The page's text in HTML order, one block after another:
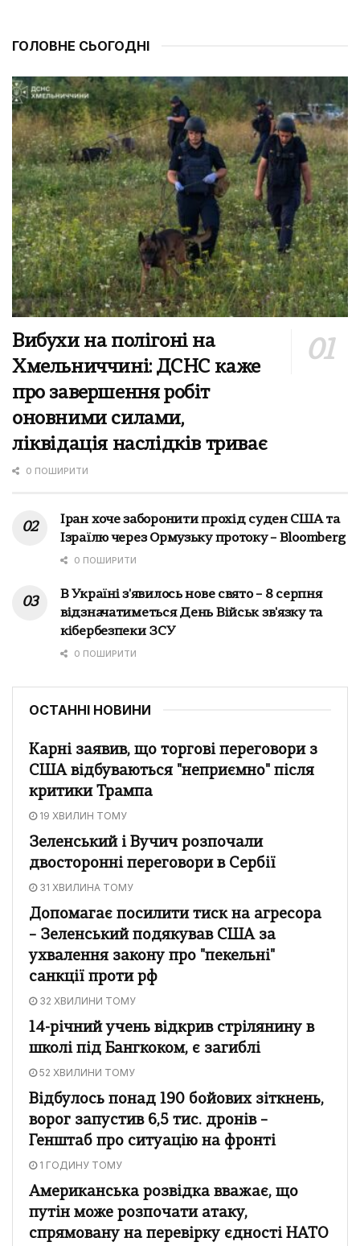
ГОЛОВНЕ СЬОГОДНІ
Вибухи на полігоні на
Хмельниччині: ДСНС каже
про завершення робіт
оновними силами,
ліквідація наслідків триває
0 ПОШИРИТИ
Іран хоче заборонити прохід суден США та
Ізраїлю через Ормузьку протоку – Bloomberg
0 ПОШИРИТИ
В Україні з'явилось нове свято – 8 серпня
відзначатиметься День Військ зв'язку та
кібербезпеки ЗСУ
0 ПОШИРИТИ
ОСТАННІ НОВИНИ
Карні заявив, що торгові переговори з
США відбуваються "неприємно" після
критики Трампа
19 ХВИЛИН ТОМУ
Зеленський і Вучич розпочали
двосторонні переговори в Сербії
31 ХВИЛИНА ТОМУ
Допомагає посилити тиск на агресора
– Зеленський подякував США за
ухвалення закону про "пекельні"
санкції проти рф
32 ХВИЛИНИ ТОМУ
14-річний учень відкрив стрілянину в
школі під Бангкоком, є загиблі
52 ХВИЛИНИ ТОМУ
Відбулось понад 190 бойових зіткнень,
ворог запустив 6,5 тис. дронів –
Генштаб про ситуацію на фронті
1 ГОДИНУ ТОМУ
Американська розвідка вважає, що
путін може розпочати атаку,
спрямовану на перевірку єдності НАТО